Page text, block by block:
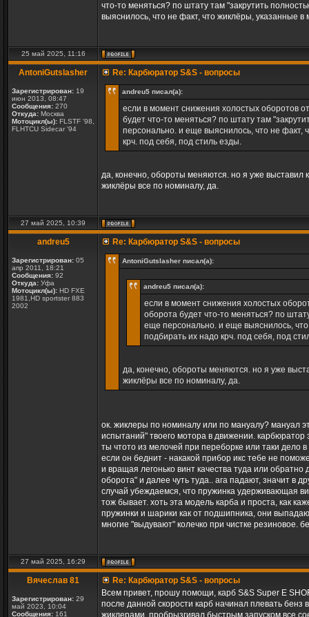
что-то меняться? по штату там "закрутить
выяснилось, что не факт, что жиклёры, указанные
25 май 2025, 11:16
AntoniGutslasher
Зарегистрирован: 19
июн 2013, 08:47
Сообщения: 270
Откуда: Москва
Мотоцикл(ы): FLSTF '98,
FLHTCU Sidecar '94
Re: Карбюратор S&S - вопросы
andreu5 писал(а):
если в момент снижения холостых оборотов
будет что-то меняться? по штату там
персонально. и еще выяснилось, что не факт,
крч. под себя, под стиль езды.
да, конечно, обороты меняются. но я уже выставил
жиклёры все по номиналу, да.
27 май 2025, 10:39
andreu5
Зарегистрирован: 05
апр 2011, 18:21
Сообщения: 92
Откуда: Уфа
Мотоцикл(ы): HD FXE
1981,HD sportster 883
2002
Re: Карбюратор S&S - вопросы
AntoniGutslasher писал(а):
andreu5 писал(а):
если в момент снижения холостых
оборота будет что-то меняться? по
еще персонально. и еще выяснилось,
подбирать их надо крч. под себя, под
да, конечно, обороты меняются. но я уже
жиклёры все по номиналу, да.
ок. жиклеры по номиналу или по мануалу? мануал
испытаний" твоего мотора в движении.
ты чтото из мелочей при переборке или таки дело
если он беднит - накакой прибор икс тебе не
и вращая легонько винт качества туда или
оборота" и далее чуть туда.. ага падают, значит в
случай убеждаемся, что пружинка удерживающая
тож бывает. хоть эта модель карба и проста, как
пружинки и шарики как от подшипника, они
многие "выдувают" колечко при чистке резиновое.
27 май 2025, 16:29
Вячеслав 81
Зарегистрирован: 29
май 2023, 10:04
Сообщения: 161
Re: Карбюратор S&S - вопросы
Всем привет, прошу помощи, карб S&S Super E
после данной скорости карб начинал плевать бенз
жиклерами, пробрызгивал быстрым запуском все